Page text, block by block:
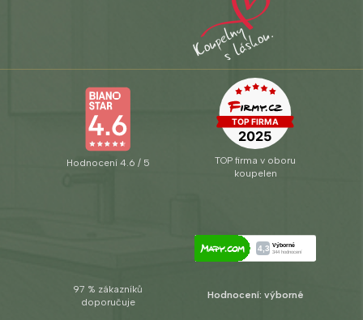
Hodnocení 4.6 / 5
TOP firma v oboru
koupelen
97 % zákazníků
doporučuje
Hodnocení: výborné